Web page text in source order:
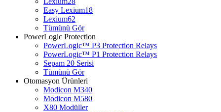
Easy Lexium18
Lexium62
Tümünü Gör
PowerLogic Protection
PowerLogic™ P3 Protection Relays
PowerLogic™ P1 Protection Relays​
Sepam 20 Serisi
Tümünü Gör
Otomasyon Ürünleri
Modicon M340
Modicon M580
X80 Modüller